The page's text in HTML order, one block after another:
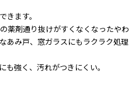
ます。
薬剤通り抜けがすくなくなったやわ
あみ戸、窓ガラスにもラクラク処理
強く、汚れがつきにくい。